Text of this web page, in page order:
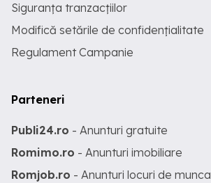
Siguranța tranzacțiilor
Modifică setările de confidențialitate
Regulament Campanie
Parteneri
Publi24.ro - Anunturi gratuite
Romimo.ro - Anunturi imobiliare
Romjob.ro - Anunturi locuri de munca